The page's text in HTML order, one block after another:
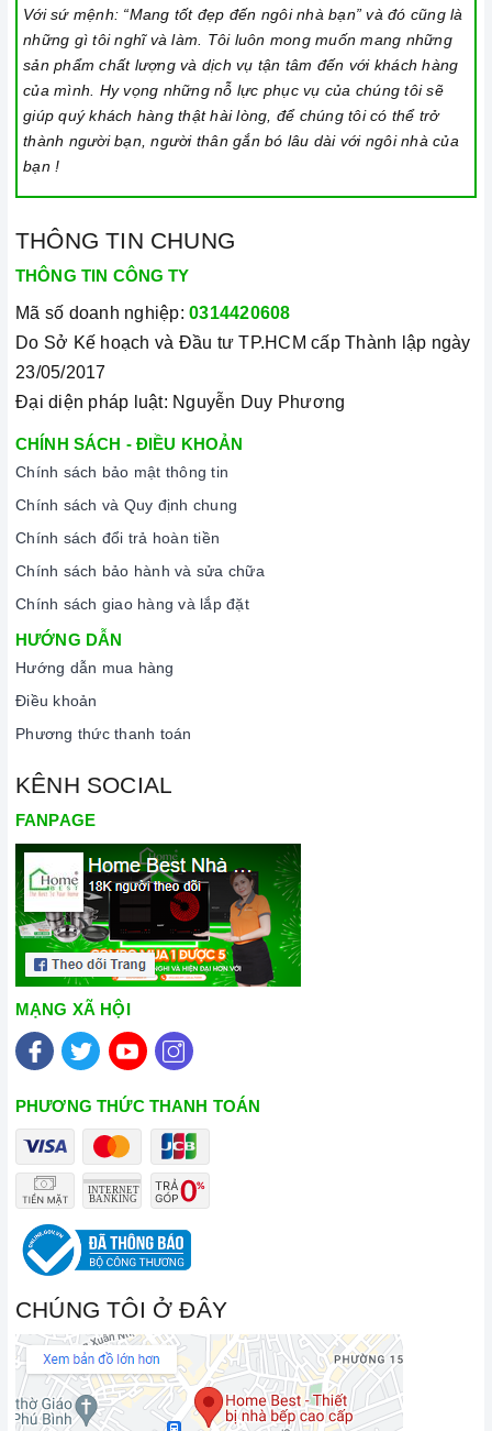
Với sứ mệnh: “Mang tốt đẹp đến ngôi nhà bạn” và đó cũng là
những gì tôi nghĩ và làm. Tôi luôn mong muốn mang những
sản phẩm chất lượng và dịch vụ tận tâm đến với khách hàng
của mình. Hy vọng những nỗ lực phục vụ của chúng tôi sẽ
giúp quý khách hàng thật hài lòng, để chúng tôi có thể trở
thành người bạn, người thân gắn bó lâu dài với ngôi nhà của
bạn !
THÔNG TIN CHUNG
THÔNG TIN CÔNG TY
Mã số doanh nghiệp: 0314420608
Do Sở Kế hoạch và Đầu tư TP.HCM cấp Thành lập ngày
23/05/2017
Đại diện pháp luật: Nguyễn Duy Phương
CHÍNH SÁCH - ĐIỀU KHOẢN
Chính sách bảo mật thông tin
Chính sách và Quy định chung
Chính sách đổi trả hoàn tiền
Chính sách bảo hành và sửa chữa
Chính sách giao hàng và lắp đặt
HƯỚNG DẪN
Hướng dẫn mua hàng
Điều khoản
Phương thức thanh toán
KÊNH SOCIAL
FANPAGE
MẠNG XÃ HỘI
PHƯƠNG THỨC THANH TOÁN
CHÚNG TÔI Ở ĐÂY